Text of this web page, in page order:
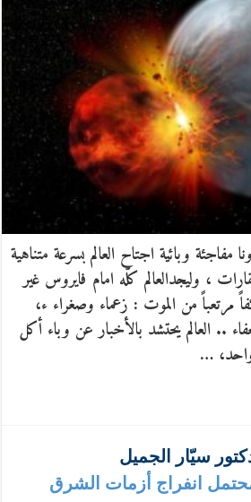
وبائية اجتاح العالم بسرعة متناهية
، وليجدالعالم كلّه امام فايروس غير
مرتعباً من الموت : زعماء وصغراء ء،
.. العالم يحتشد بالأخبار عن وباء أكل
…
سيّار الجميل
انفراج أزمات الشرق